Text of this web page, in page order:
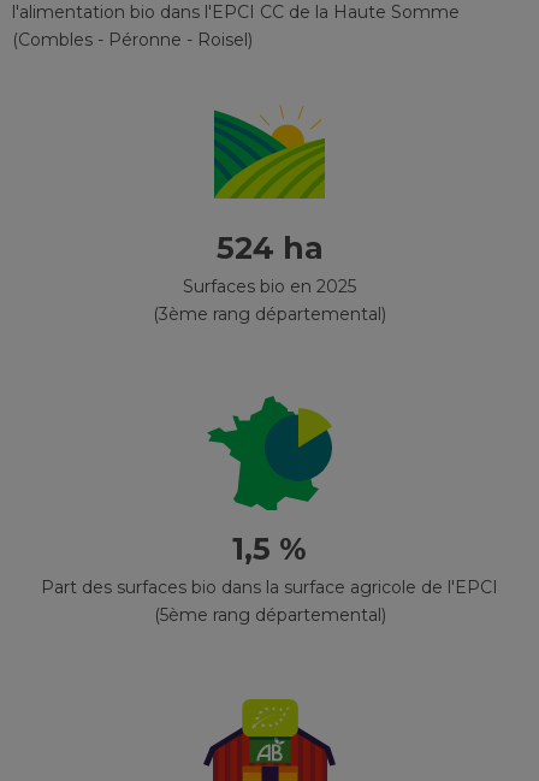
l'alimentation bio dans l'EPCI CC de la Haute Somme
(Combles - Péronne - Roisel)
524 ha
Surfaces bio en 2025
(3ème rang départemental)
1,5 %
Part des surfaces bio dans la surface agricole de l'EPCI
(5ème rang départemental)